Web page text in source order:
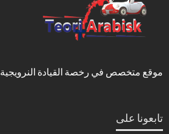
موقع متخصص في رخصة القيادة النرويجية
تابعونا على